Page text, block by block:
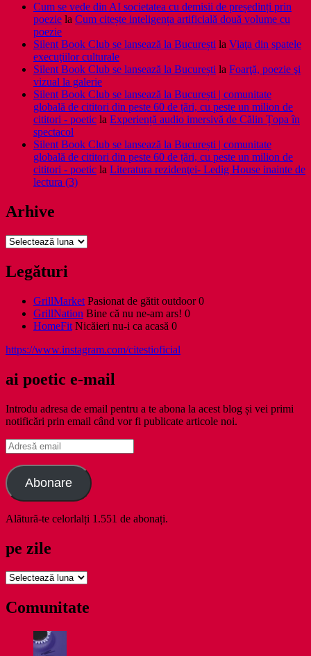
Cum se vede din AI societatea cu demisii de președinți prin
poezie la Cum citește inteligența artificială două volume cu
poezie
Silent Book Club se lansează la București la Viaţa din spatele
execuţiilor culturale
Silent Book Club se lansează la București la Foarţă, poezie şi
vizual la galerie
Silent Book Club se lansează la București | comunitate
globală de cititori din peste 60 de țări, cu peste un milion de
cititori - poetic la Experiență audio imersivă de Călin Țopa în
spectacol
Silent Book Club se lansează la București | comunitate
globală de cititori din peste 60 de țări, cu peste un milion de
cititori - poetic la Literatura rezidenţei- Ledig House inainte de
lectura (3)
Arhive
Arhive
Legături
GrillMarket Pasionat de gătit outdoor 0
GrillNation Bine că nu ne-am ars! 0
HomeFit Nicăieri nu-i ca acasă 0
https://www.instagram.com/citestioficial
ai poetic e-mail
Introdu adresa de email pentru a te abona la acest blog și vei primi
notificări prin email când vor fi publicate articole noi.
Adresă
email
Abonare
Alătură-te celorlalți 1.551 de abonați.
pe zile
pe
Comunitate